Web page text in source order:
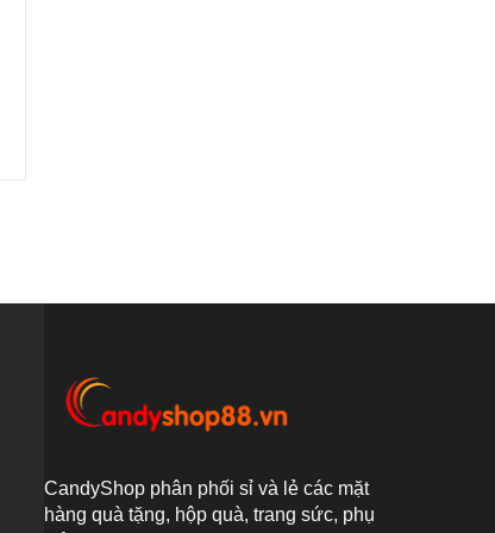
CandyShop phân phối sỉ và lẻ các mặt
hàng quà tặng, hộp quà, trang sức, phụ